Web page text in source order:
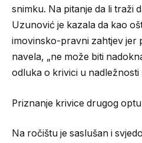
snimku. Na pitanje da li traži
Uzunović je kazala da kao
imovinsko-pravni zahtjev jer
navela, „ne može biti
odluka o krivici u nadležnosti
Priznanje krivice drugog
Na ročištu je saslušan i